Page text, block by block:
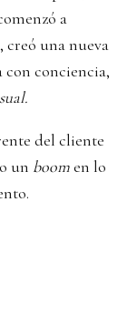
a
creó una nueva
con conciencia,
del cliente
un boomen lo